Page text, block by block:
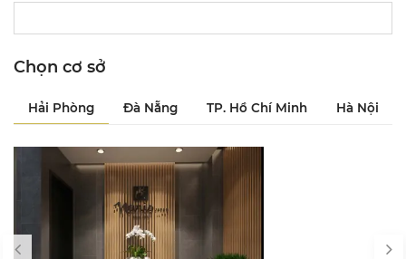
Chọn cơ sở
Hải Phòng Đà Nẵng TP. Hồ Chí Minh Hà Nội